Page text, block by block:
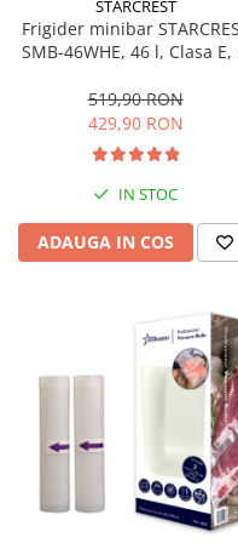
Aspiratoare
Mopuri electrice cu abur
Cantare corporale
Ingrijire tesaturi
Statii de calcat
Masini de cusut
Ondulatoare
Periute de dinti electrice
Pile electrice
Placi de indreptat parul
Plite
Preparare alimente
STARCREST
Frigider minibar
SMB-46WHE, 46 l, Clasa E,
519,90 RON
429,90 RON
IN STOC
ADAUGA IN COS